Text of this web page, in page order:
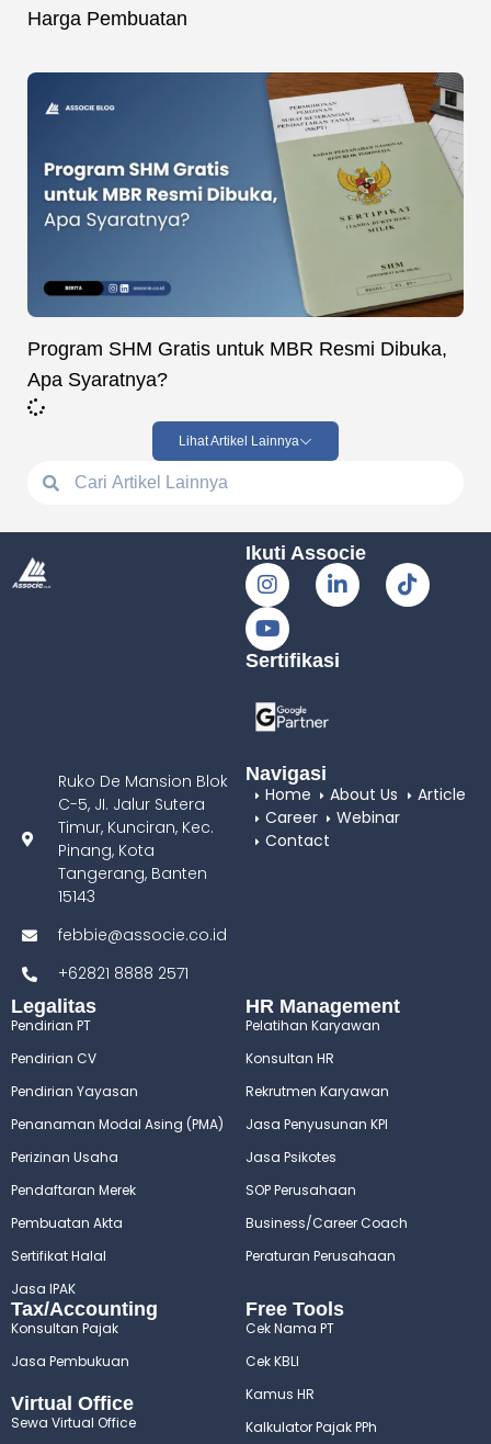
Harga Pembuatan
Program SHM Gratis untuk MBR Resmi Dibuka,
Apa Syaratnya?
Lihat Artikel Lainnya
Ruko De Mansion Blok
C-5, JI. Jalur Sutera
Timur, Kunciran, Kec.
Pinang, Kota
Tangerang, Banten
15143
febbie@associe.co.id
+62821 8888 2571
Ikuti Associe
Sertifikasi
Navigasi
Home
About Us
Article
Career
Webinar
Contact
Legalitas
Pendirian PT
Pendirian CV
Pendirian Yayasan
Penanaman Modal Asing (PMA)
Perizinan Usaha
Pendaftaran Merek
Pembuatan Akta
Sertifikat Halal
Jasa IPAK
HR Management
Pelatihan Karyawan
Konsultan HR
Rekrutmen Karyawan
Jasa Penyusunan KPI
Jasa Psikotes
SOP Perusahaan
Business/Career Coach
Peraturan Perusahaan
Tax/Accounting
Virtual Office
Sewa Virtual Office
Konsultan Pajak
Jasa Pembukuan
Free Tools
Cek Nama PT
Cek KBLI
Kamus HR
Kalkulator Pajak PPh